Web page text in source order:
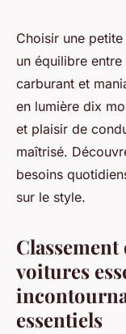
Top 10
essence à
2025
Lyana•13 octobre
Choisir une
un équilibre
carburant et
en lumière dix
et plaisir de
maîtrisé.
besoins
sur le style.
voitures
essentiels